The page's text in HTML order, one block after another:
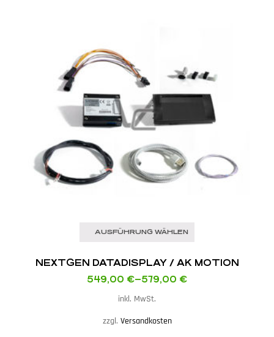
AUSFÜHRUNG WÄHLEN
NEXTGEN DATADISPLAY / AK MOTION
549,00 €–579,00 €
inkl. MwSt.
zzgl. Versandkosten